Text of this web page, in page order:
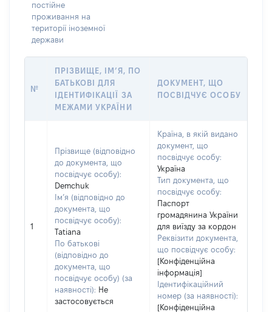
постійне
проживання на
території іноземної
держави
№
ПРІЗВИЩЕ, ІМ’Я, ПО
БАТЬКОВІ ДЛЯ
ІДЕНТИФІКАЦІЇ ЗА
МЕЖАМИ УКРАЇНИ
ДОКУМЕНТ, ЩО
ПОСВІДЧУЄ ОСОБУ
1
Прізвище (відповідно
до документа, що
посвідчує особу):
Demchuk
Ім’я (відповідно до
документа, що
посвідчує особу):
Tatiana
По батькові
(відповідно до
документа, що
посвідчує особу) (за
наявності): Не
застосовується
Країна, в якій видано
документ, що
посвідчує особу:
Україна
Тип документа, що
посвідчує особу:
Паспорт
громадянина України
для виїзду за кордон
Реквізити документа,
що посвідчує особу:
[Конфіденційна
інформація]
Ідентифікаційний
номер (за наявності):
[Конфіденційна